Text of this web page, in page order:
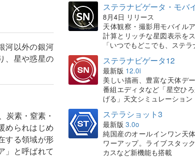
河以外の銀河
、星や惑星の
炭素・窒素・
められはじめ
する領域が形
」と呼ばれて
ステラナビゲータ・モバ
8月4日 リリース
天体観察・撮影用モバイル
計算とリッチな星図表示を
「いつでもどこでも、ステラ
ステラナビゲータ12
最新版 12.0i
美しい描画、豊富な天体デ
番組エディタなど「星空ひ
げる」天文シミュレーション
ステラショット3
最新版 3.0o
純国産のオールインワン天
ワーアップ。ライブスタッ
カスなど新機能も搭載